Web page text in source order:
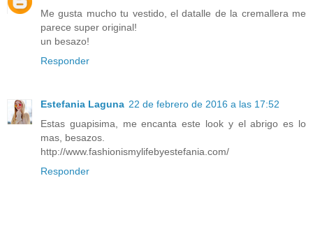
Me gusta mucho tu vestido, el datalle de la cremallera me
parece super original!
un besazo!
Responder
Estefania Laguna 22 de febrero de 2016 a las 17:52
Estas guapisima, me encanta este look y el abrigo es lo
mas, besazos.
http://www.fashionismylifebyestefania.com/
Responder